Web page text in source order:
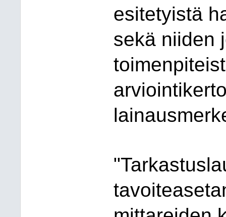
esitetyistä
sekä niiden